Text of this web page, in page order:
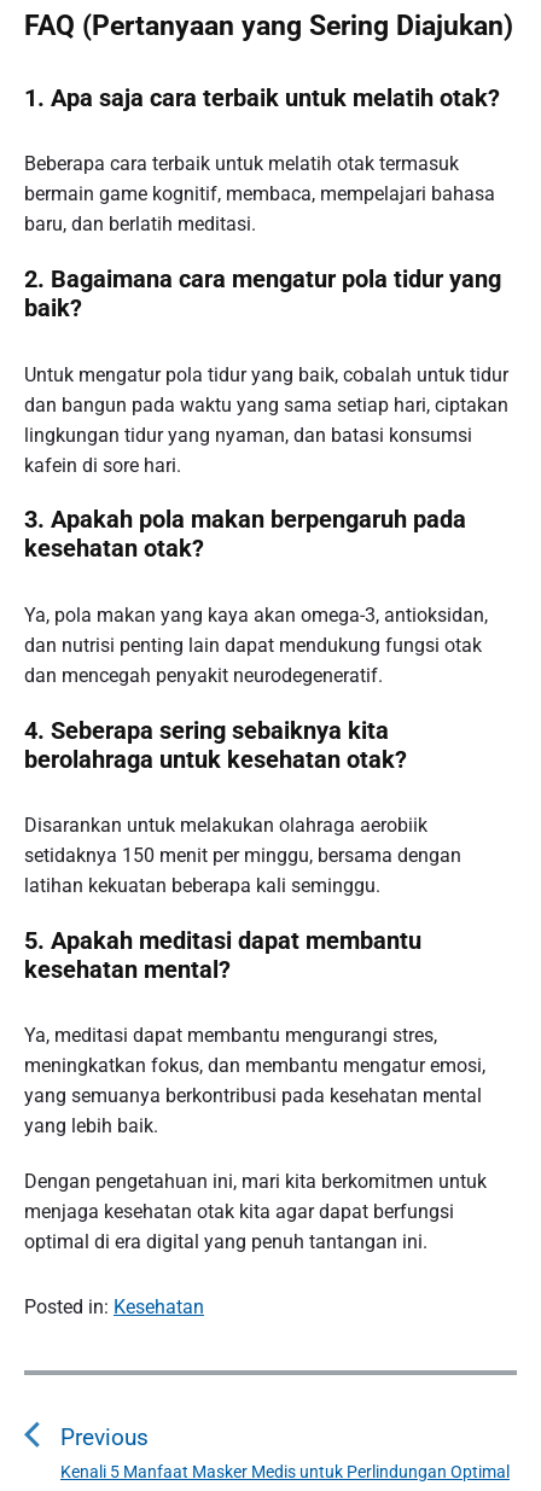
FAQ (Pertanyaan yang Sering Diajukan)
1. Apa saja cara terbaik untuk melatih otak?
Beberapa cara terbaik untuk melatih otak termasuk
bermain game kognitif, membaca, mempelajari bahasa
baru, dan berlatih meditasi.
2. Bagaimana cara mengatur pola tidur yang
baik?
Untuk mengatur pola tidur yang baik, cobalah untuk tidur
dan bangun pada waktu yang sama setiap hari, ciptakan
lingkungan tidur yang nyaman, dan batasi konsumsi
kafein di sore hari.
3. Apakah pola makan berpengaruh pada
kesehatan otak?
Ya, pola makan yang kaya akan omega-3, antioksidan,
dan nutrisi penting lain dapat mendukung fungsi otak
dan mencegah penyakit neurodegeneratif.
4. Seberapa sering sebaiknya kita
berolahraga untuk kesehatan otak?
Disarankan untuk melakukan olahraga aerobiik
setidaknya 150 menit per minggu, bersama dengan
latihan kekuatan beberapa kali seminggu.
5. Apakah meditasi dapat membantu
kesehatan mental?
Ya, meditasi dapat membantu mengurangi stres,
meningkatkan fokus, dan membantu mengatur emosi,
yang semuanya berkontribusi pada kesehatan mental
yang lebih baik.
Dengan pengetahuan ini, mari kita berkomitmen untuk
menjaga kesehatan otak kita agar dapat berfungsi
optimal di era digital yang penuh tantangan ini.
Posted in: Kesehatan
P
s
Previous
P
Kenali 5 Manfaat Masker Medis untuk Perlindungan Optimal